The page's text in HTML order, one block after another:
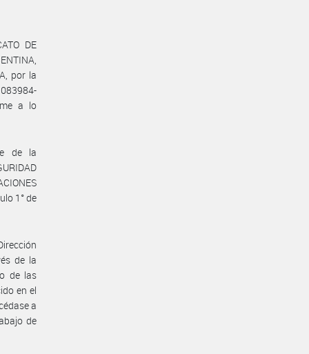
DE
por la
a lo
de la
1° de
de la
de las
en el
a
de